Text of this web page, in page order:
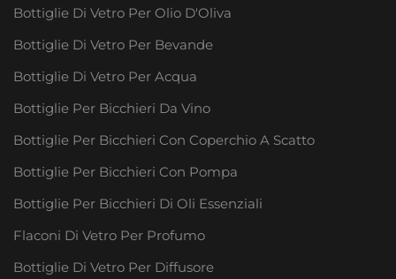
Bottiglie Di Vetro Per Olio D'Oliva
Bottiglie Di Vetro Per Bevande
Bottiglie Di Vetro Per Acqua
Bottiglie Per Bicchieri Da Vino
Bottiglie Per Bicchieri Con Coperchio A Scatto
Bottiglie Per Bicchieri Con Pompa
Bottiglie Per Bicchieri Di Oli Essenziali
Flaconi Di Vetro Per Profumo
Bottiglie Di Vetro Per Diffusore